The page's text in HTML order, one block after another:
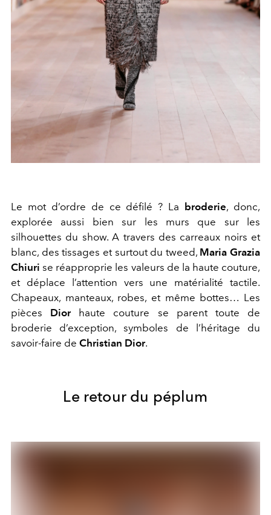
Le mot d’ordre de ce défilé ? La broderie, donc,
explorée aussi bien sur les murs que sur les
silhouettes du show. A travers des carreaux noirs et
blanc, des tissages et surtout du tweed, Maria Grazia
Chiuri se réapproprie les valeurs de la haute couture,
et déplace l’attention vers une matérialité tactile.
Chapeaux, manteaux, robes, et même bottes… Les
pièces Diorhaute couture se parent toute de
broderie d’exception, symboles de l’héritage du
savoir-faire de Christian Dior.
Le retour du péplum